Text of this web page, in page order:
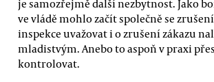
je samozřejmě další nezbytnost. Jako
ve vládě mohlo začít společně se
inspekce uvažovat i o zrušení zákazu
mladistvým. Anebo to aspoň v praxi
kontrolovat.